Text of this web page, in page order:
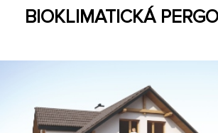
BIOKLIMATICKÁ